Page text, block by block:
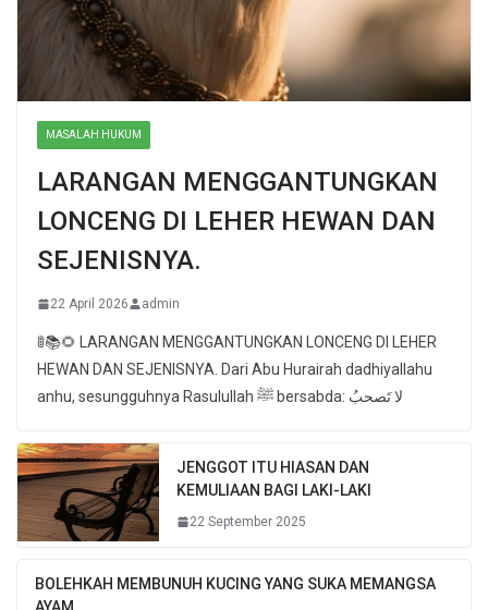
MASALAH HUKUM
LARANGAN MENGGANTUNGKAN
LONCENG DI LEHER HEWAN DAN
SEJENISNYA.
22 April 2026 admin
🚦📚🌻 LARANGAN MENGGANTUNGKAN LONCENG DI LEHER
HEWAN DAN SEJENISNYA. Dari Abu Hurairah dadhiyallahu
anhu, sesungguhnya Rasulullah ﷺ bersabda: لا تَصحبُ
JENGGOT ITU HIASAN DAN
KEMULIAAN BAGI LAKI-LAKI
22 September 2025
BOLEHKAH MEMBUNUH KUCING YANG SUKA MEMANGSA